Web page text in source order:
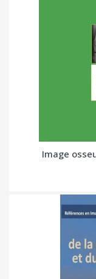
Image